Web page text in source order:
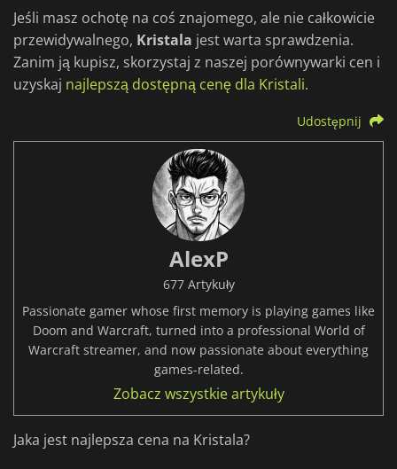
Jeśli masz ochotę na coś znajomego, ale nie całkowicie
przewidywalnego, Kristala jest warta sprawdzenia.
Zanim ją kupisz, skorzystaj z naszej porównywarki cen i
uzyskaj najlepszą dostępną cenę dla Kristali.
Udostępnij
AlexP
677 Artykuły
Passionate gamer whose first memory is playing games like
Doom and Warcraft, turned into a professional World of
Warcraft streamer, and now passionate about everything
games-related.
Zobacz wszystkie artykuły
Jaka jest najlepsza cena na Kristala?